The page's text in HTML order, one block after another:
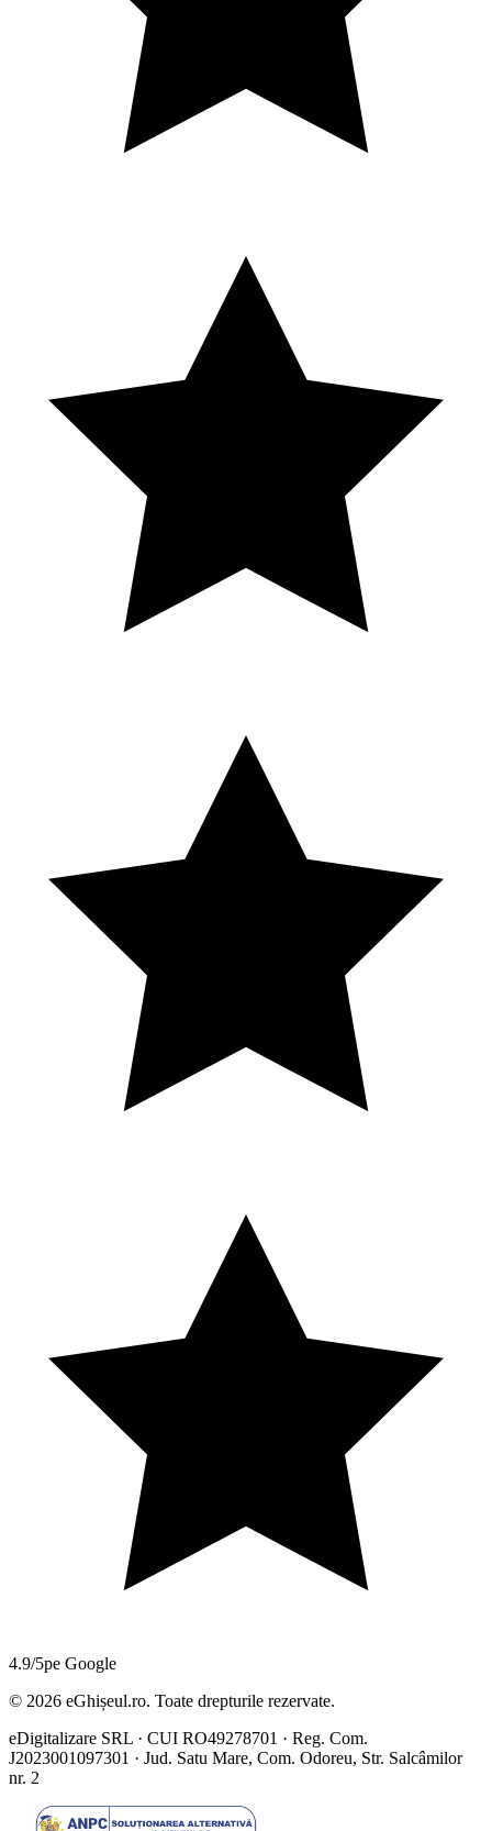
4.9/5pe Google
© 2026 eGhișeul.ro. Toate drepturile rezervate.
eDigitalizare SRL · CUI RO49278701 · Reg. Com.
J2023001097301 · Jud. Satu Mare, Com. Odoreu, Str. Salcâmilor
nr. 2